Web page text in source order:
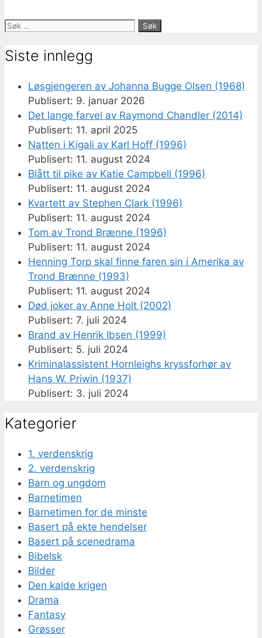
Søk
Siste innlegg
Løsgjengeren av Johanna Bugge Olsen (1968)
9. januar 2026
Det lange farvel av Raymond Chandler (2014)
11. april 2025
Natten i Kigali av Karl Hoff (1996)
11. august 2024
Blått til pike av Katie Campbell (1996)
11. august 2024
Kvartett av Stephen Clark (1996)
11. august 2024
Tom av Trond Brænne (1996)
11. august 2024
Henning Torp skal finne faren sin i Amerika av
Trond Brænne (1993)
11. august 2024
Død joker av Anne Holt (2002)
7. juli 2024
Brand av Henrik Ibsen (1999)
5. juli 2024
Kriminalassistent Hornleighs kryssforhør av
Hans W. Priwin (1937)
3. juli 2024
Kategorier
1. verdenskrig
2. verdenskrig
Barn og ungdom
Barnetimen
Barnetimen for de minste
Basert på ekte hendelser
Basert på scenedrama
Bibelsk
Bilder
Den kalde krigen
Drama
Fantasy
Grøsser